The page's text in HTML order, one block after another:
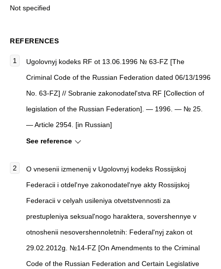
Not specified
REFERENCES
Ugolovnyj kodeks RF ot 13.06.1996 № 63-FZ [The
Criminal Code of the Russian Federation dated 06/13/1996
No. 63-FZ] // Sobranie zakonodatel'stva RF [Collection of
legislation of the Russian Federation]. — 1996. — № 25.
— Article 2954. [in Russian]
See reference
O vnesenii izmenenij v Ugolovnyj kodeks Rossijskoj
Federacii i otdel'nye zakonodatel'nye akty Rossijskoj
Federacii v celyah usileniya otvetstvennosti za
prestupleniya seksual'nogo haraktera, sovershennye v
otnoshenii nesovershennoletnih: Federal'nyj zakon ot
29.02.2012g. №14-FZ [On Amendments to the Criminal
Code of the Russian Federation and Certain Legislative